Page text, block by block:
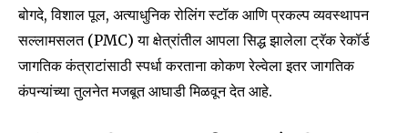
बोगदे, विशाल पूल, अत्याधुनिक रोलिंग स्टॉक आणि प्रकल्प व्यवस्थापन
सल्लामसलत (PMC) या क्षेत्रांतील आपला सिद्ध झालेला ट्रॅक रेकॉर्ड
जागतिक कंत्राटांसाठी स्पर्धा करताना कोकण रेल्वेला इतर जागतिक
कंपन्यांच्या तुलनेत मजबूत आघाडी मिळवून देत आहे.